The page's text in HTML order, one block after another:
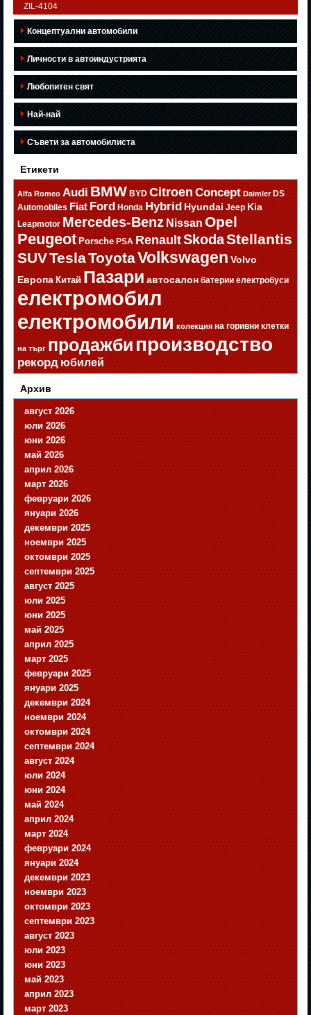
ZIL-4104
Концептуални автомобили
Личности в автоиндустрията
Любопитен свят
Най-най
Съвети за автомобилиста
Етикети
Alfa Romeo Audi BMW BYD Citroen Concept Daimler DS
Automobiles Fiat Ford Honda Hybrid Hyundai Jeep Kia
Leapmotor Mercedes-Benz Nissan Opel
Peugeot Porsche PSA RenaultSkodaStellantis
SUVTeslaToyotaVolkswagen Volvo
Европа Китай Пазари автосалон батерии електробуси
електромобил
електромобили колекция на горивни клетки
на търг продажбипроизводство
рекорд юбилей
Архив
август 2026
юли 2026
юни 2026
май 2026
април 2026
март 2026
февруари 2026
януари 2026
декември 2025
ноември 2025
октомври 2025
септември 2025
август 2025
юли 2025
юни 2025
май 2025
април 2025
март 2025
февруари 2025
януари 2025
декември 2024
ноември 2024
октомври 2024
септември 2024
август 2024
юли 2024
юни 2024
май 2024
април 2024
март 2024
февруари 2024
януари 2024
декември 2023
ноември 2023
октомври 2023
септември 2023
август 2023
юли 2023
юни 2023
май 2023
април 2023
март 2023